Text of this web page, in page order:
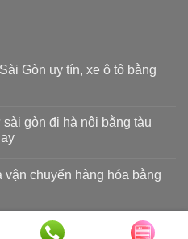
Gòn uy tín, xe ô tô bằng
gòn đi hà nội bằng tàu
chuyển hàng hóa bằng